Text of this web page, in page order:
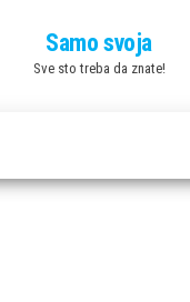
Samo svoja
Sve sto treba da znate!